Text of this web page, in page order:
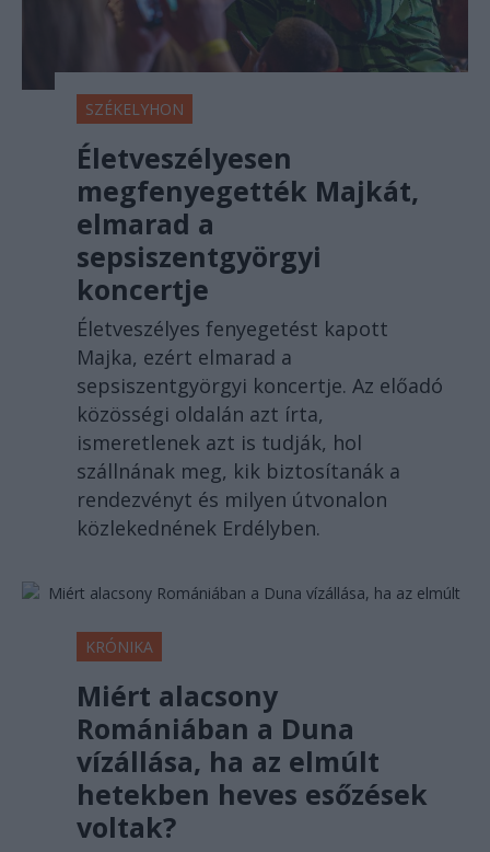
SZÉKELYHON
Életveszélyesen
megfenyegették Majkát,
elmarad a
sepsiszentgyörgyi
koncertje
Életveszélyes fenyegetést kapott
Majka, ezért elmarad a
sepsiszentgyörgyi koncertje. Az előadó
közösségi oldalán azt írta,
ismeretlenek azt is tudják, hol
szállnának meg, kik biztosítanák a
rendezvényt és milyen útvonalon
közlekednének Erdélyben.
KRÓNIKA
Miért alacsony
Romániában a Duna
vízállása, ha az elmúlt
hetekben heves esőzések
voltak?